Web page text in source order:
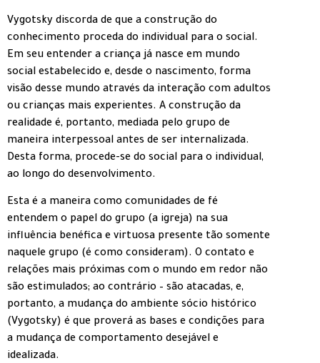
Vygotsky discorda de que a construção do
conhecimento proceda do individual para o social.
Em seu entender a criança já nasce em mundo
social estabelecido e, desde o nascimento, forma
visão desse mundo através da interação com adultos
ou crianças mais experientes. A construção da
realidade é, portanto, mediada pelo grupo de
maneira interpessoal antes de ser internalizada.
Desta forma, procede-se do social para o individual,
ao longo do desenvolvimento.
Esta é a maneira como comunidades de fé
entendem o papel do grupo (a igreja) na sua
influência benéfica e virtuosa presente tão somente
naquele grupo (é como consideram). O contato e
relações mais próximas com o mundo em redor não
são estimulados; ao contrário – são atacadas, e,
portanto, a mudança do ambiente sócio histórico
(Vygotsky) é que proverá as bases e condições para
a mudança de comportamento desejável e
idealizada.